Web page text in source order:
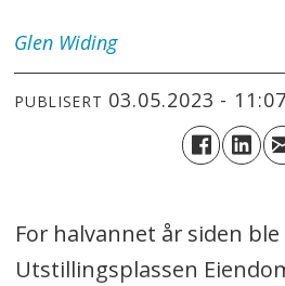
Glen Widing
PUBLISERT 03.05.2023 - 11:07
For halvannet år siden
Utstillingsplassen